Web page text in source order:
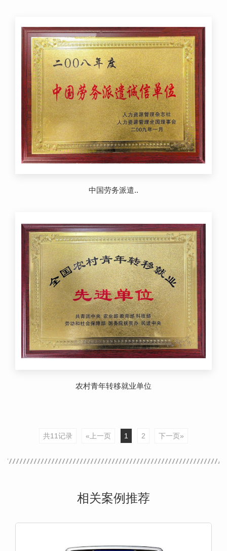
中国劳务派遣..
农村青年转移就业单位
共11记录 «上一页 1 2 下一页»
相关案例推荐